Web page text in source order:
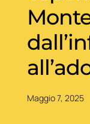
Maggio 7, 2025